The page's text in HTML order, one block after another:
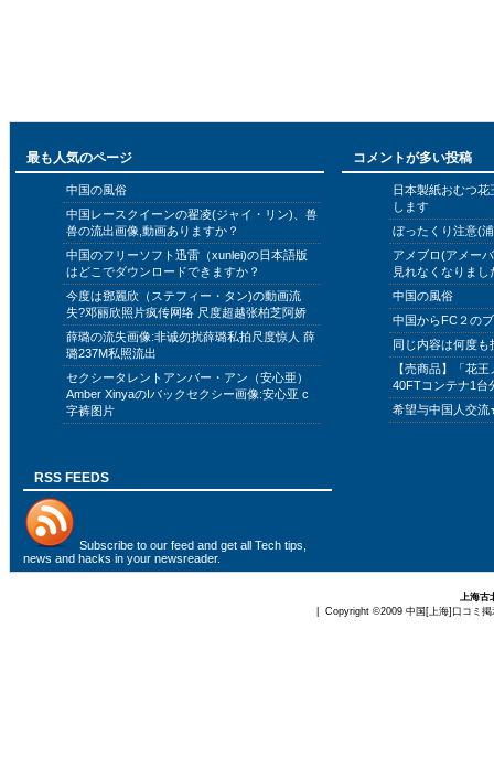
最も人気のページ
中国の風俗
中国レースクイーンの翟凌(ジャイ・リン)、兽
兽の流出画像,動画ありますか？
中国のフリーソフト迅雷（xunlei)の日本語版
はどこでダウンロードできますか？
今度は鄧麗欣（ステフィー・タン)の動画流
失?邓丽欣照片疯传网络 尺度超越张柏芝阿娇
薛璐の流失画像:非诚勿扰薛璐私拍尺度惊人 薛
璐237M私照流出
セクシータレントアンバー・アン（安心亜）
Amber XinyaのIバックセクシー画像:安心亚 c
字裤图片
コメントが多い投稿
日本製紙おむつ
します
ぼったくり注意(
アメブロ(アメー
見れなくなりまし
中国の風俗
中国からFC２の
同じ内容は何度
【売商品】「花
40FTコンテナ1台
希望与中国人交
RSS FEEDS
Subscribe to our feed and get all Tech tips,
news and hacks in your newsreader.
上海
| Copyright ©2009 中国[上海]口コミ掲